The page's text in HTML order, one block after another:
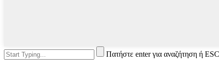
Πατήστε enter για αναζήτηση ή ESC